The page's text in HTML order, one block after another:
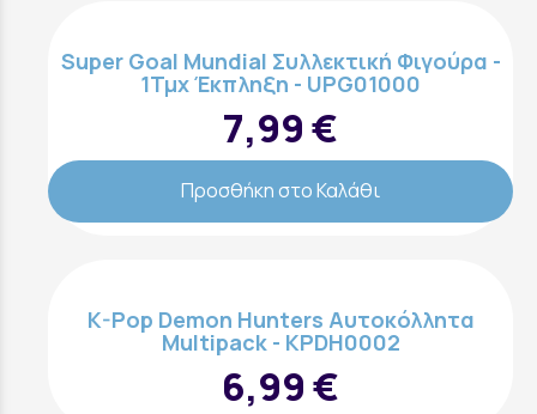
Super Goal Mundial Συλλεκτική Φιγούρα -
1Τμχ Έκπληξη - UPG01000
7,99 €
Προσθήκη στο Καλάθι
K-Pop Demon Hunters Αυτοκόλλητα
Multipack - KPDH0002
6,99 €